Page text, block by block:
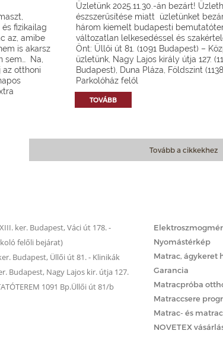
fizikailag
az, amibe
is akarsz
sem… Na,
otthoni
Üzletünk 2025.11.30.-án bezárt!
észszerűsítése miatt üzletünket
három kiemelt budapesti
változatlan lelkesedéssel és
Önt: Üllői út 81. (1091 Budapest) –
üzletünk, Nagy Lajos király útja 127.
Budapest), Duna Pláza, Földszint
Parkolóház felől
TOVÁBB
Tovább a cikkekhez
ker. Budapest, Váci út 178. -
felőli bejárat)
Budapest, Üllői út 81. - Klinikák
Budapest, Nagy Lajos kir. útja 127.
1091 Bp.Üllői út 81/b
Nyomástérkép
Matrac, ágykeret
Garancia
Matracpróba
Matraccsere
Matrac- és
NOVETEX